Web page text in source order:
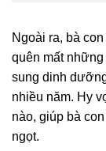
Ngoài ra, bà
quên mất
sung dinh
nhiều năm. Hy
nào, giúp bà
ngọt.